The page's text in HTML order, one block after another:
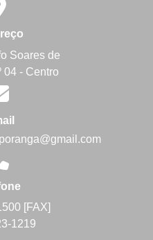
Soares de
04 - Centro
[FAX]
1219